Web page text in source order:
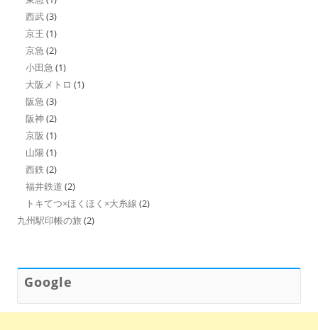
西武(3)
京王 (1)
京急 (2)
小田急 (1)
大阪メトロ (1)
阪急 (3)
阪神 (2)
京阪 (1)
山陽 (1)
西鉄 (2)
福井鉄道 (2)
トキてつ×ほくほく×大糸線 (2)
九州駅印帳の旅 (2)
Google